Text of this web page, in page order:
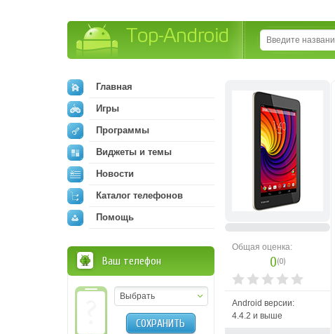
Общая оценка:
0(0)
Android версии:
4.4.2 и выше
Главная
Игры
Программы
Виджеты и темы
Новости
Каталог телефонов
Помощь
Ваш телефон
Выбрать
СОХРАНИТЬ